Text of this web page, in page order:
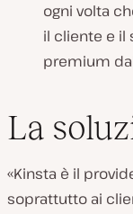
ogni volta
il cliente e il
premium
La
«Kinsta è il
soprattutto ai